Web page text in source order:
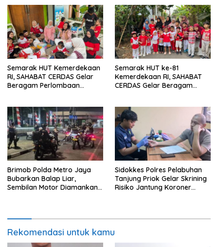
Semarak HUT Kemerdekaan
RI, SAHABAT CERDAS Gelar
Beragam Perlombaan
Semarak HUT ke-81
Kemerdekaan RI, SAHABAT
CERDAS Gelar Beragam
Brimob Polda Metro Jaya
Bubarkan Balap Liar,
Sembilan Motor Diamankan
Sidokkes Polres Pelabuhan
Tanjung Priok Gelar Skrining
Risiko Jantung Koroner
Rekomendasi untuk kamu